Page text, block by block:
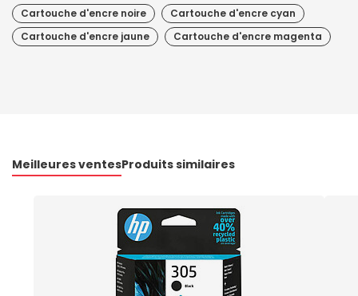
Cartouche d'encre noire
Cartouche d'encre cyan
Cartouche d'encre jaune
Cartouche d'encre magenta
Meilleures ventesProduits similaires